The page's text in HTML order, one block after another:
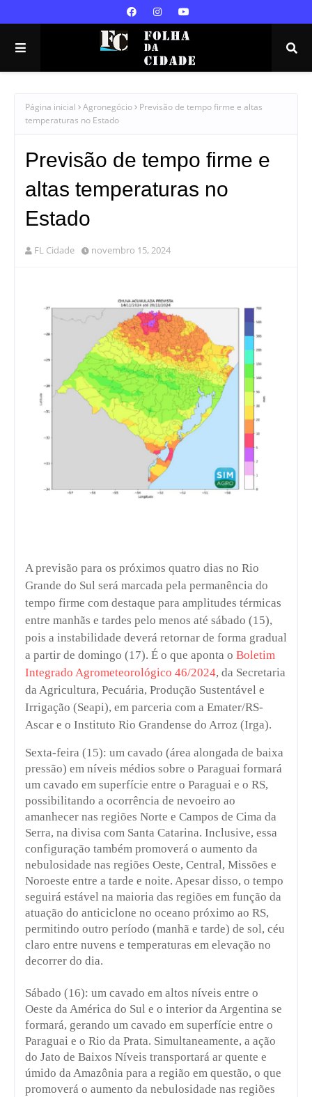
Página inicial Agronegócio
Previsão de tempo firme e altas
temperaturas no Estado
Previsão de tempo firme e
altas temperaturas no
Estado
FL Cidade novembro 15, 2024
A previsão para os próximos quatro dias no Rio
Grande do Sul será marcada pela permanência do
tempo firme com destaque para amplitudes térmicas
entre manhãs e tardes pelo menos até sábado (15),
pois a instabilidade deverá retornar de forma gradual
a partir de domingo (17). É o que aponta o Boletim
Integrado Agrometeorológico 46/2024, da Secretaria
da Agricultura, Pecuária, Produção Sustentável e
Irrigação (Seapi), em parceria com a Emater/RS-
Ascar e o Instituto Rio Grandense do Arroz (Irga).
Sexta-feira (15): um cavado (área alongada de baixa
pressão) em níveis médios sobre o Paraguai formará
um cavado em superfície entre o Paraguai e o RS,
possibilitando a ocorrência de nevoeiro ao
amanhecer nas regiões Norte e Campos de Cima da
Serra, na divisa com Santa Catarina. Inclusive, essa
configuração também promoverá o aumento da
nebulosidade nas regiões Oeste, Central, Missões e
Noroeste entre a tarde e noite. Apesar disso, o tempo
seguirá estável na maioria das regiões em função da
atuação do anticiclone no oceano próximo ao RS,
permitindo outro período (manhã e tarde) de sol, céu
claro entre nuvens e temperaturas em elevação no
decorrer do dia.
Sábado (16): um cavado em altos níveis entre o
Oeste da América do Sul e o interior da Argentina se
formará, gerando um cavado em superfície entre o
Paraguai e o Rio da Prata. Simultaneamente, a ação
do Jato de Baixos Níveis transportará ar quente e
úmido da Amazônia para a região em questão, o que
promoverá o aumento da nebulosidade nas regiões